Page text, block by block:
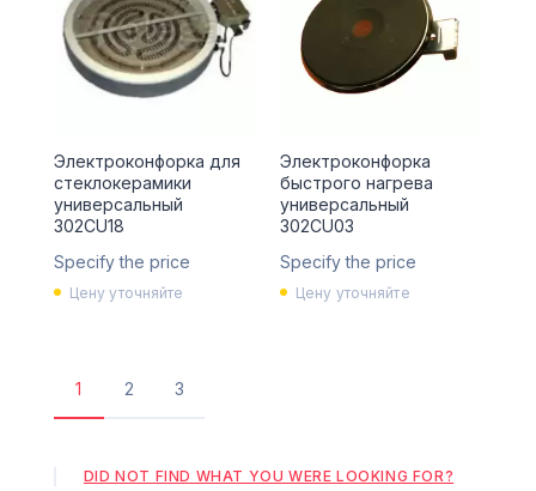
Электроконфорка для
стеклокерамики
универсальный
302CU18
Specify the price
Цену уточняйте
Электроконфорка
быстрого нагрева
универсальный
302CU03
Specify the price
Цену уточняйте
Поточна
1
Сторінка
2
Сторінка
3
DID NOT FIND WHAT YOU WERE LOOKING FOR?